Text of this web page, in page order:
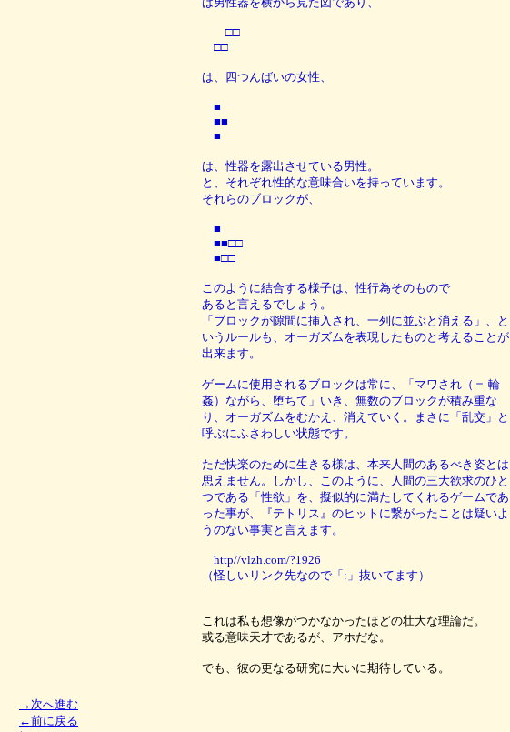
□□
□□
は、四つんばいの女性、
■
■■
■
は、性器を露出させている男性。
と、それぞれ性的な意味合いを持っています。
それらのブロックが、
■
■■□□
■□□
このように結合する様子は、性行為そのもので
あると言えるでしょう。
「ブロックが隙間に挿入され、一列に並ぶと消える」、と
いうルールも、オーガズムを表現したものと考えることが
出来ます。
ゲームに使用されるブロックは常に、「マワされ（＝ 輪
姦）ながら、堕ちて」いき、無数のブロックが積み重な
り、オーガズムをむかえ、消えていく。まさに「乱交」と
呼ぶにふさわしい状態です。
ただ快楽のために生きる様は、本来人間のあるべき姿とは
思えません。しかし、このように、人間の三大欲求のひと
つである「性欲」を、擬似的に満たしてくれるゲームであ
った事が、『テトリス』のヒットに繋がったことは疑いよ
うのない事実と言えます。
http//vlzh.com/?1926
（怪しいリンク先なので「:」抜いてます）
これは私も想像がつかなかったほどの壮大な理論だ。
或る意味天才であるが、アホだな。
でも、彼の更なる研究に大いに期待している。
→次へ進む
←前に戻る